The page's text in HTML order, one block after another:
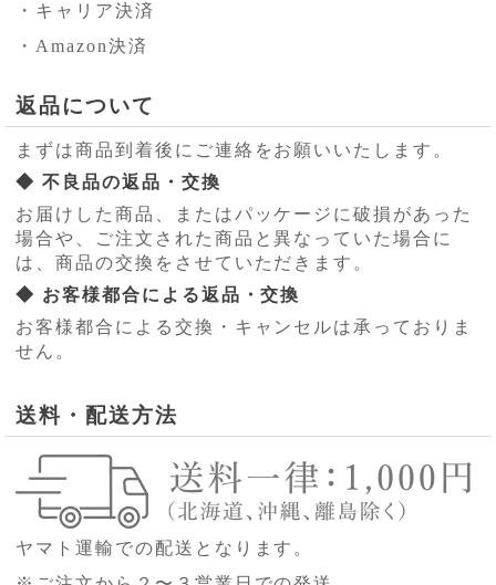
・キャリア決済
・Amazon決済
返品について
まずは商品到着後にご連絡をお願いいたします。
◆ 不良品の返品・交換
お届けした商品、またはパッケージに破損があった
場合や、ご注文された商品と異なっていた場合に
は、商品の交換をさせていただきます。
◆ お客様都合による返品・交換
お客様都合による交換・キャンセルは承っておりま
せん。
送料・配送方法
ヤマト運輸での配送となります。